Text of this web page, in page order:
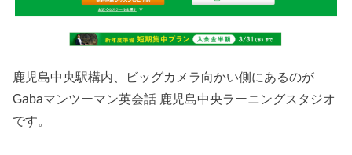
鹿児島中央駅構内、ビッグカメラ向かい側にあるのが
Gabaマンツーマン英会話 鹿児島中央ラーニングスタジオ
です。